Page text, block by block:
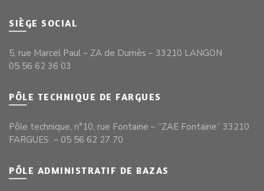
SIÈGE SOCIAL
5, rue Marcel Paul – ZA de Dumès – 33210 LANGON
05 56 62 36 03
PÔLE TECHNIQUE DE FARGUES
Pôle technique, n°10, rue Fontaine – “ZAE Fontaine” 33210
FARGUES – 05 56 62 27 70
PÔLE ADMINISTRATIF DE BAZAS